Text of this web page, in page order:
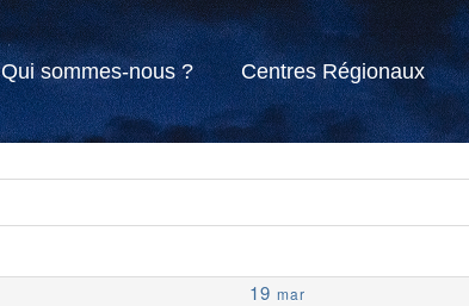
Qui sommes-nous ? Centres Régionaux
19 mar